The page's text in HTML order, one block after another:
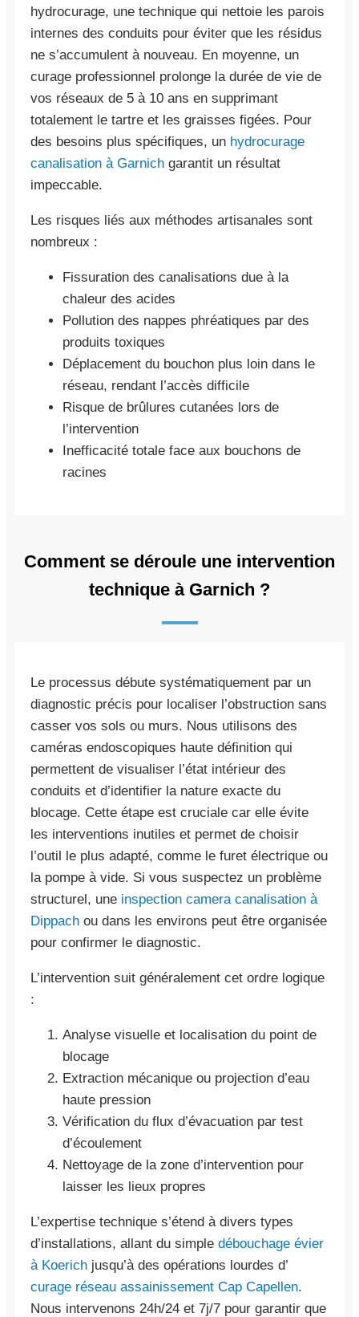
hydrocurage, une technique qui nettoie les parois
internes des conduits pour éviter que les résidus
ne s’accumulent à nouveau. En moyenne, un
curage professionnel prolonge la durée de vie de
vos réseaux de 5 à 10 ans en supprimant
totalement le tartre et les graisses figées. Pour
des besoins plus spécifiques, un hydrocurage
canalisation à Garnich garantit un résultat
impeccable.
Les risques liés aux méthodes artisanales sont
nombreux :
Fissuration des canalisations due à la
chaleur des acides
Pollution des nappes phréatiques par des
produits toxiques
Déplacement du bouchon plus loin dans le
réseau, rendant l’accès difficile
Risque de brûlures cutanées lors de
l’intervention
Inefficacité totale face aux bouchons de
racines
Comment se déroule une intervention
technique à Garnich ?
Le processus débute systématiquement par un
diagnostic précis pour localiser l’obstruction sans
casser vos sols ou murs. Nous utilisons des
caméras endoscopiques haute définition qui
permettent de visualiser l’état intérieur des
conduits et d’identifier la nature exacte du
blocage. Cette étape est cruciale car elle évite
les interventions inutiles et permet de choisir
l’outil le plus adapté, comme le furet électrique ou
la pompe à vide. Si vous suspectez un problème
structurel, une inspection camera canalisation à
Dippach ou dans les environs peut être organisée
pour confirmer le diagnostic.
L’intervention suit généralement cet ordre logique
:
Analyse visuelle et localisation du point de
blocage
Extraction mécanique ou projection d’eau
haute pression
Vérification du flux d’évacuation par test
d’écoulement
Nettoyage de la zone d’intervention pour
laisser les lieux propres
L’expertise technique s’étend à divers types
d’installations, allant du simple débouchage évier
à Koerich jusqu’à des opérations lourdes d’
curage réseau assainissement Cap Capellen.
Nous intervenons 24h/24 et 7j/7 pour garantir que